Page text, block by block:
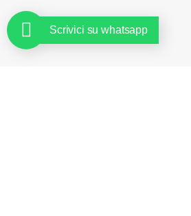
Scrivici su whatsapp